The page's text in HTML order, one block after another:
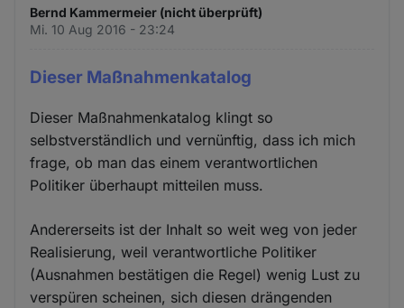
Bernd Kammermeier (nicht überprüft)
Mi. 10 Aug 2016 - 23:24
Dieser Maßnahmenkatalog
Dieser Maßnahmenkatalog klingt so
selbstverständlich und vernünftig, dass ich mich
frage, ob man das einem verantwortlichen
Politiker überhaupt mitteilen muss.
Andererseits ist der Inhalt so weit weg von jeder
Realisierung, weil verantwortliche Politiker
(Ausnahmen bestätigen die Regel) wenig Lust zu
verspüren scheinen, sich diesen drängenden